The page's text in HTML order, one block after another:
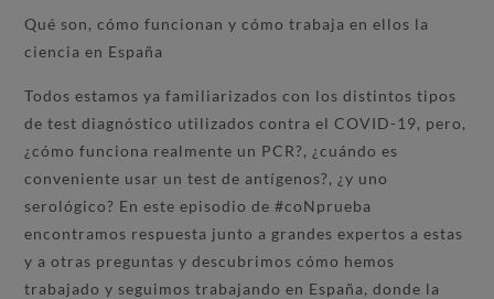
Qué son, cómo funcionan y cómo trabaja en ellos la
ciencia en España
Todos estamos ya familiarizados con los distintos tipos
de test diagnóstico utilizados contra el COVID-19, pero,
¿cómo funciona realmente un PCR?, ¿cuándo es
conveniente usar un test de antígenos?, ¿y uno
serológico? En este episodio de #coNprueba
encontramos respuesta junto a grandes expertos a estas
y a otras preguntas y descubrimos cómo hemos
trabajado y seguimos trabajando en España, donde la